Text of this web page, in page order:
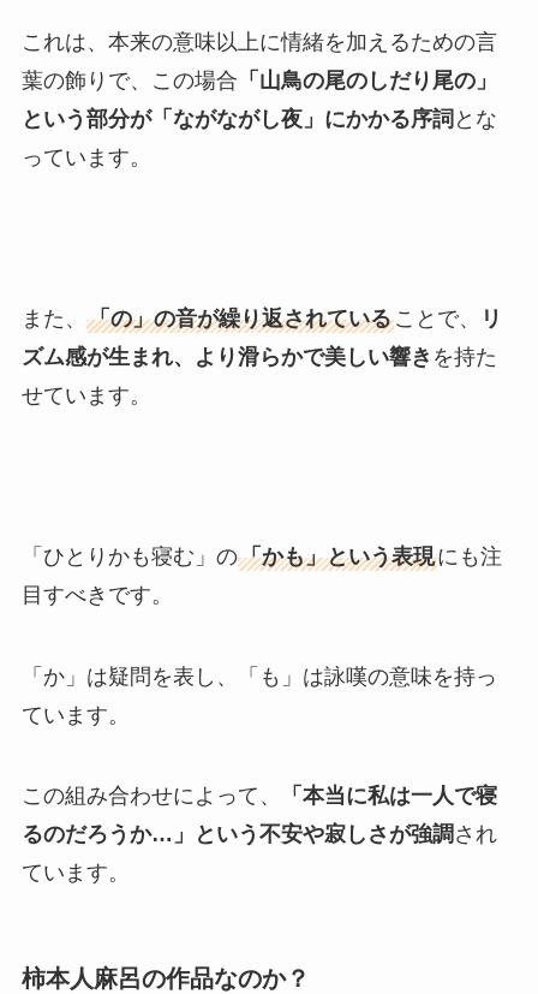
これは、本来の意味以上に情緒を加えるための言
葉の飾りで、この場合 「山鳥の尾のしだり尾の」
という部分が「ながながし夜」にかかる序詞 とな
っています。
また、 「の」の音が繰り返されていることで、
リ
ズム感が生まれ、より滑らかで美しい響き を持た
せています。
「ひとりかも寝む」の「かも」という表現にも注
目すべきです。
「か」は疑問を表し、「も」は詠嘆の意味を持っ
ています。
この組み合わせによって、
「本当に私は一人で寝
るのだろうか…」という不安や寂しさが強調 され
ています。
柿本人麻呂の作品なのか？